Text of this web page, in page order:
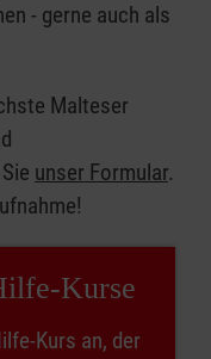
- gerne auch als
Malteser
unser Formular.
Kurse
Kurs an, der